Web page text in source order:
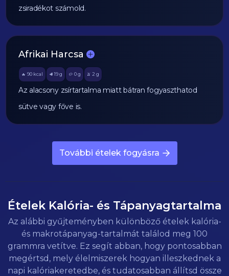
zsiradékot számold.
Afrikai Harcsa
🔥 90 kcal 🥩 19g 🥔 0 g 🫒 2 g
Az alacsony zsírtartalma miatt bátran fogyaszthatod
sütve vagy főve is.
További ételek fogyásra
Ételek Kalória- és Tápanyagtartalma
Az alábbi gyűjteményben különböző ételek kalória-
és makrotápanyag-tartalmát találod meg 100
grammra vetítve. Ez segít abban, hogy pontosabban
megértsd, mely élelmiszerek hogyan illeszkednek a
napi kalóriakeretedbe, és tudatosabban állítsd össze